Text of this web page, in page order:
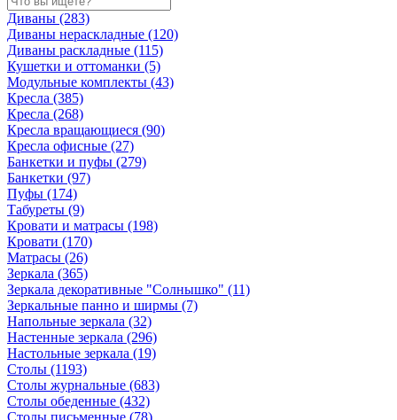
Диваны (283)
Диваны нераскладные (120)
Диваны раскладные (115)
Кушетки и оттоманки (5)
Модульные комплекты (43)
Кресла (385)
Кресла (268)
Кресла вращающиеся (90)
Кресла офисные (27)
Банкетки и пуфы (279)
Банкетки (97)
Пуфы (174)
Табуреты (9)
Кровати и матрасы (198)
Кровати (170)
Матрасы (26)
Зеркала (365)
Зеркала декоративные "Солнышко" (11)
Зеркальные панно и ширмы (7)
Напольные зеркала (32)
Настенные зеркала (296)
Настольные зеркала (19)
Столы (1193)
Столы журнальные (683)
Столы обеденные (432)
Столы письменные (78)